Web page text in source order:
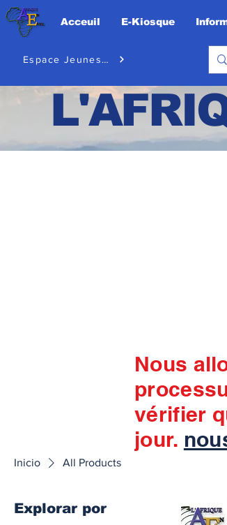
Acceuil E-Kiosque
Espace Jeunesse
Nous
vérifier
jour.
Inicio All Products
Explorar por